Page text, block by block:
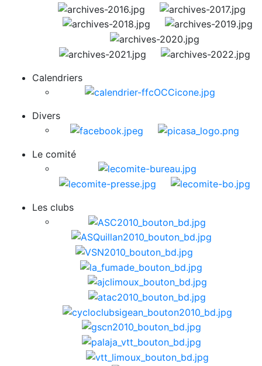
Calendriers
Divers
Le comité
Les clubs